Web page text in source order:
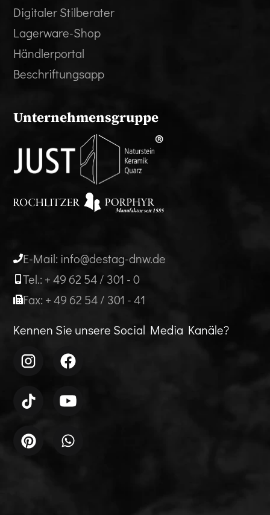
Digitaler Stilberater
Lagerware-Shop
Händlerportal
Beschriftungsapp
Unternehmensgruppe
E-Mail: info@destag-dnw.de
Tel.: + 49 62 54 / 301 - 0
Fax: + 49 62 54 / 301 - 41
Kennen Sie unsere Social Media Kanäle?